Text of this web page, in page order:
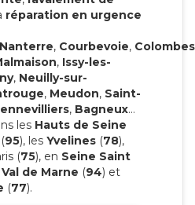
réparation en urgence
Nanterre, Courbevoie, Colombes
, Issy-les-
, Neuilly-sur-
, Meudon, Saint-
, Bagneux…
les Hauts de Seine
(95), les Yvelines (78),
(75), en Seine Saint
Val de Marne (94) et
(77).